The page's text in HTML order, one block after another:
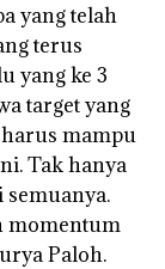
yang telah
terus
yang ke 3
target yang
mampu
Tak hanya
semuanya.
momentum
Paloh.